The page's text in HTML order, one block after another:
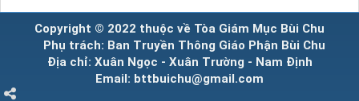
Copyright © 2022 thuộc về Tòa Giám Mục Bùi Chu
Phụ trách: Ban Truyền Thông Giáo Phận Bùi Chu
Địa chỉ: Xuân Ngọc - Xuân Trường - Nam Định
Email: bttbuichu@gmail.com